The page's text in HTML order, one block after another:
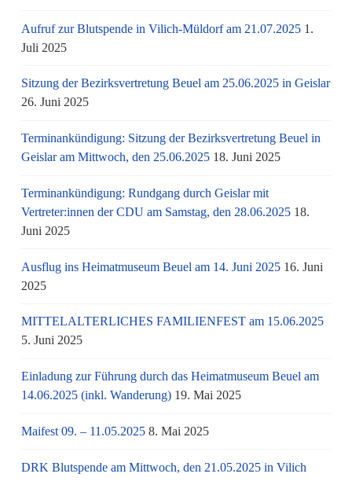
Aufruf zur Blutspende in Vilich-Müldorf am 21.07.2025 1.
Juli 2025
Sitzung der Bezirksvertretung Beuel am 25.06.2025 in Geislar
26. Juni 2025
Terminankündigung: Sitzung der Bezirksvertretung Beuel in
Geislar am Mittwoch, den 25.06.2025 18. Juni 2025
Terminankündigung: Rundgang durch Geislar mit
Vertreter:innen der CDU am Samstag, den 28.06.2025 18.
Juni 2025
Ausflug ins Heimatmuseum Beuel am 14. Juni 2025 16. Juni
2025
MITTELALTERLICHES FAMILIENFEST am 15.06.2025
5. Juni 2025
Einladung zur Führung durch das Heimatmuseum Beuel am
14.06.2025 (inkl. Wanderung) 19. Mai 2025
Maifest 09. – 11.05.2025 8. Mai 2025
DRK Blutspende am Mittwoch, den 21.05.2025 in Vilich